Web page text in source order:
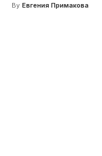
By Евгения Примакова